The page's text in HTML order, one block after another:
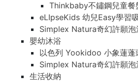
Thinkbaby不鏽鋼兒童餐
eLIpseKids 幼兒Easy學習
Simplex Natura奇幻許願泡
嬰幼沐浴
以色列 Yookidoo 小象蓮蓬
Simplex Natura奇幻許願泡
生活收納